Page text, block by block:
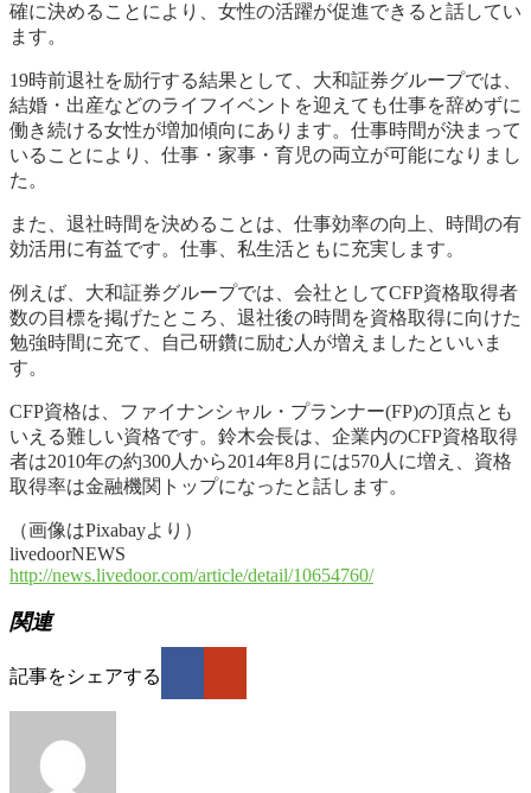
確に決めることにより、女性の活躍が促進できると話してい
ます。
19時前退社を励行する結果として、大和証券グループでは、
結婚・出産などのライフイベントを迎えても仕事を辞めずに
働き続ける女性が増加傾向にあります。仕事時間が決まって
いることにより、仕事・家事・育児の両立が可能になりまし
た。
また、退社時間を決めることは、仕事効率の向上、時間の有
効活用に有益です。仕事、私生活ともに充実します。
例えば、大和証券グループでは、会社としてCFP資格取得者
数の目標を掲げたところ、退社後の時間を資格取得に向けた
勉強時間に充て、自己研鑽に励む人が増えましたといいま
す。
CFP資格は、ファイナンシャル・プランナー(FP)の頂点とも
いえる難しい資格です。鈴木会長は、企業内のCFP資格取得
者は2010年の約300人から2014年8月には570人に増え、資格
取得率は金融機関トップになったと話します。
（画像はPixabayより）
livedoorNEWS
http://news.livedoor.com/article/detail/10654760/
関連
記事をシェアする